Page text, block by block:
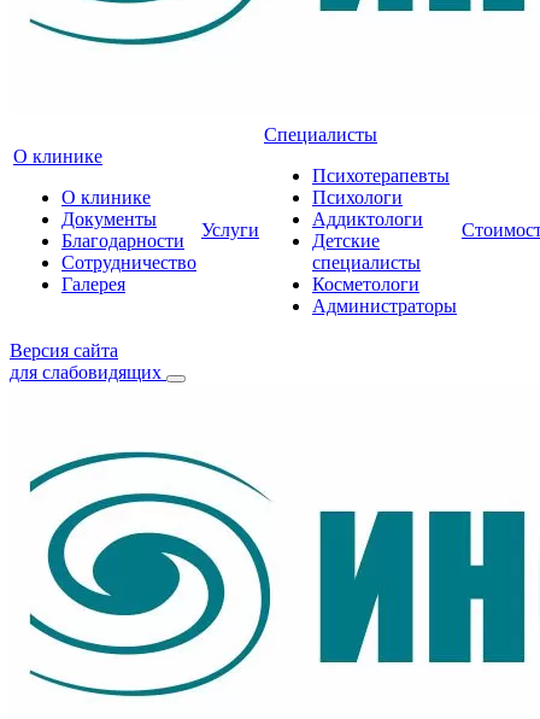
О клинике
О клинике
Документы
Благодарности
Сотрудничество
Галерея
Услуги
Специалисты
Психотерапевты
Психологи
Аддиктологи
Детские
специалисты
Косметологи
Администраторы
Версия сайта
для слабовидящих